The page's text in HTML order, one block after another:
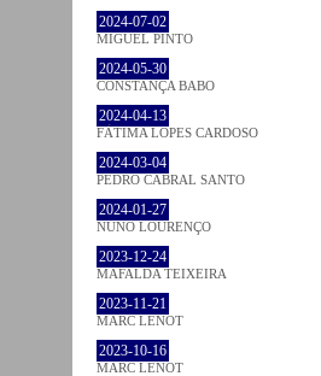
2024-07-02
MIGUEL PINTO
2024-05-30
CONSTANÇA BABO
2024-04-13
FÁTIMA LOPES CARDOSO
2024-03-04
PEDRO CABRAL SANTO
2024-01-27
NUNO LOURENÇO
2023-12-24
MAFALDA TEIXEIRA
2023-11-21
MARC LENOT
2023-10-16
MARC LENOT